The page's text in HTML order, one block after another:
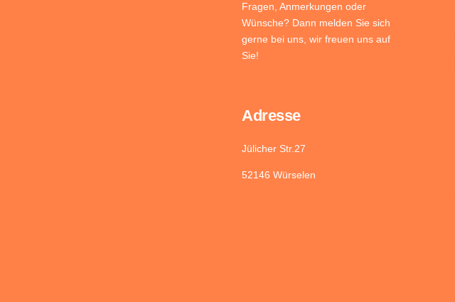
Fragen, Anmerkungen oder
Wünsche? Dann melden Sie sich
gerne bei uns, wir freuen uns auf
Sie!
Adresse
Jülicher Str.27
52146 Würselen